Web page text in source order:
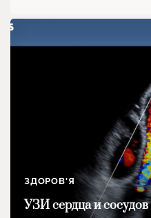
ЗДОРОВ'Я
УЗИ сердца и сосудов